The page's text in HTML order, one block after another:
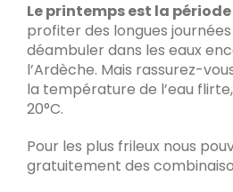
Le printemps est la
profiter des longues
déambuler dans les eaux
l’Ardèche. Mais rassurez-
la température de l’eau
20°C.
Pour les plus frileux nous
gratuitement des